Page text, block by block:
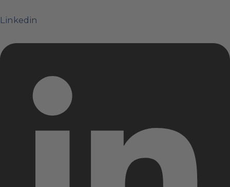
Linkedin